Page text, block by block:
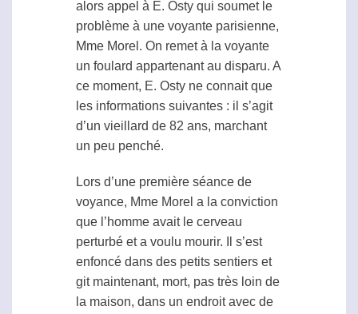
alors appel à E. Osty qui soumet le
problème à une voyante parisienne,
Mme Morel. On remet à la voyante
un foulard appartenant au disparu. A
ce moment, E. Osty ne connait que
les informations suivantes : il s’agit
d’un vieillard de 82 ans, marchant
un peu penché.
Lors d’une première séance de
voyance, Mme Morel a la conviction
que l’homme avait le cerveau
perturbé et a voulu mourir. Il s’est
enfoncé dans des petits sentiers et
git maintenant, mort, pas très loin de
la maison, dans un endroit avec de